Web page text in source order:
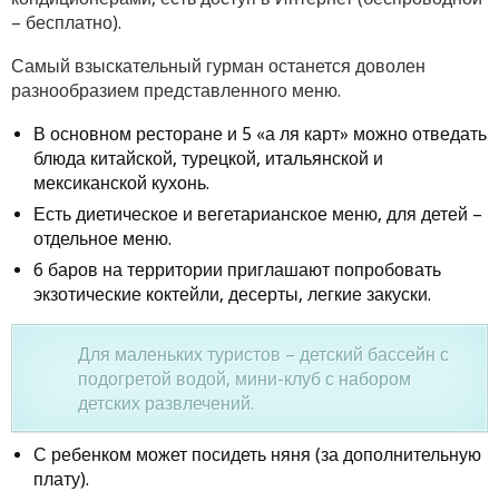
– бесплатно).
Самый взыскательный гурман останется доволен
разнообразием представленного меню.
В основном ресторане и 5 «а ля карт» можно отведать
блюда китайской, турецкой, итальянской и
мексиканской кухонь.
Есть диетическое и вегетарианское меню, для детей –
отдельное меню.
6 баров на территории приглашают попробовать
экзотические коктейли, десерты, легкие закуски.
Для маленьких туристов – детский бассейн с
подогретой водой, мини-клуб с набором
детских развлечений.
С ребенком может посидеть няня (за дополнительную
плату).